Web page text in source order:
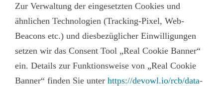
Zur Verwaltung der eingesetzten Cookies und
ähnlichen Technologien (Tracking-Pixel, Web-
Beacons etc.) und diesbezüglicher Einwilligungen
setzen wir das Consent Tool „Real Cookie Banner“
ein. Details zur Funktionsweise von „Real Cookie
Banner“ finden Sie unter https://devowl.io/rcb/data-